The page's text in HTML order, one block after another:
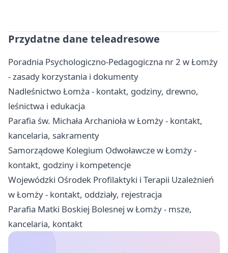
Przydatne dane teleadresowe
Poradnia Psychologiczno-Pedagogiczna nr 2 w Łomży
- zasady korzystania i dokumenty
Nadleśnictwo Łomża - kontakt, godziny, drewno,
leśnictwa i edukacja
Parafia św. Michała Archanioła w Łomży - kontakt,
kancelaria, sakramenty
Samorządowe Kolegium Odwoławcze w Łomży -
kontakt, godziny i kompetencje
Wojewódzki Ośrodek Profilaktyki i Terapii Uzależnień
w Łomży - kontakt, oddziały, rejestracja
Parafia Matki Boskiej Bolesnej w Łomży - msze,
kancelaria, kontakt